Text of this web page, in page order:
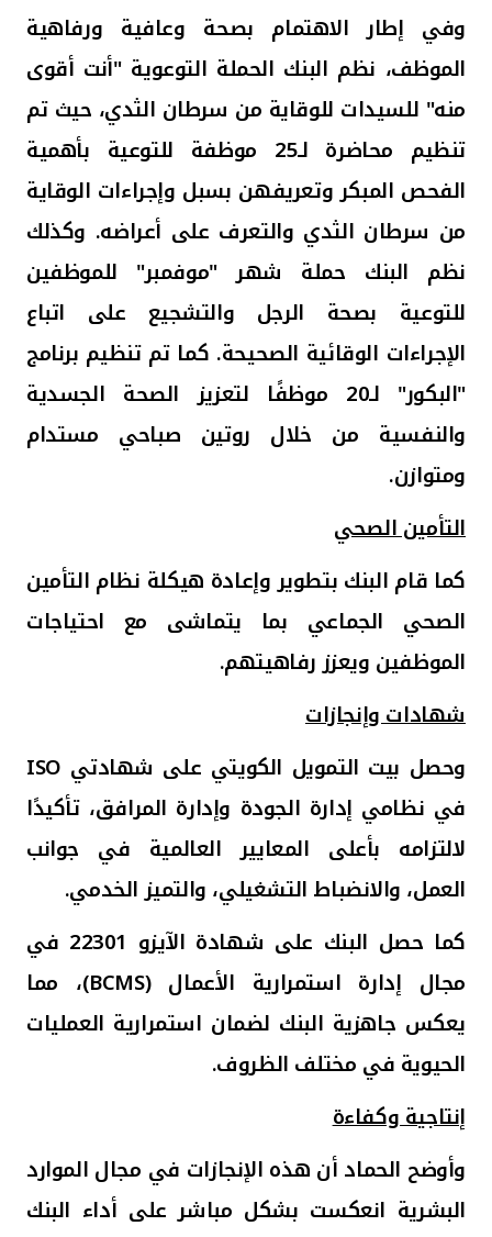
وفي إطار الاهتمام بصحة وعافية ورفاهية
الموظف، نظم البنك الحملة التوعوية "أنت أقوى
منه" للسيدات للوقاية من سرطان الثدي، حيث تم
تنظيم محاضرة لـ25 موظفة للتوعية بأهمية
الفحص المبكر وتعريفهن بسبل وإجراءات الوقاية
من سرطان الثدي والتعرف على أعراضه. وكذلك
نظم البنك حملة شهر "موفمبر" للموظفين
للتوعية بصحة الرجل والتشجيع على اتباع
الإجراءات الوقائية الصحيحة. كما تم تنظيم برنامج
"البكور" لـ20 موظفًا لتعزيز الصحة الجسدية
والنفسية من خلال روتين صباحي مستدام
ومتوازن.
التأمين الصحي
كما قام البنك بتطوير وإعادة هيكلة نظام التأمين
الصحي الجماعي بما يتماشى مع احتياجات
الموظفين ويعزز رفاهيتهم.
شهادات وإنجازات
وحصل بيت التمويل الكويتي على شهادتي
في نظامي إدارة الجودة وإدارة المرافق، تأكيدًا
لالتزامه بأعلى المعايير العالمية في جوانب
العمل، والانضباط التشغيلي، والتميز الخدمي.
كما حصل البنك على شهادة الآيزو 22301 في
مجال إدارة استمرارية الأعمال (BCMS)، مما
يعكس جاهزية البنك لضمان استمرارية العمليات
الحيوية في مختلف الظروف.
إنتاجية وكفاءة
وأوضح الحماد أن هذه الإنجازات في مجال الموارد
البشرية انعكست بشكل مباشر على أداء البنك